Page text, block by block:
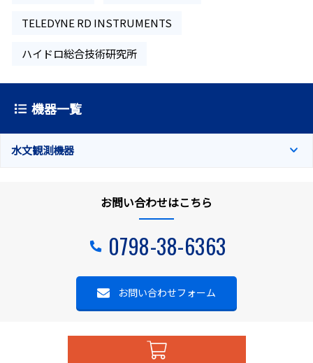
TELEDYNE RD INSTRUMENTS
ハイドロ総合技術研究所
機器一覧
水文観測機器
お問い合わせはこちら
0798-38-6363
お問い合わせフォーム